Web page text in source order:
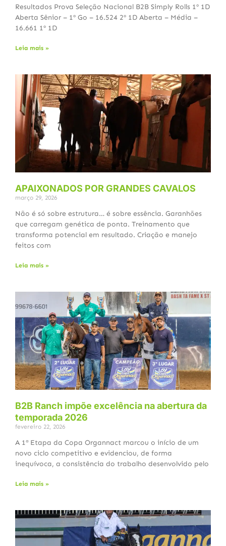
Resultados Prova Seleção Nacional B2B Simply Rolls 1º 1D
Aberta Sênior – 1º Go – 16.524 2º 1D Aberta – Média –
16.661 1º 1D
Leia mais »
APAIXONADOS POR GRANDES CAVALOS
março 29, 2026
Não é só sobre estrutura… é sobre essência. Garanhões
que carregam genética de ponta. Treinamento que
transforma potencial em resultado. Criação e manejo
feitos com
Leia mais »
B2B Ranch impõe excelência na abertura da
temporada 2026
fevereiro 22, 2026
A 1ª Etapa da Copa Organnact marcou o início de um
novo ciclo competitivo e evidenciou, de forma
inequívoca, a consistência do trabalho desenvolvido pelo
Leia mais »